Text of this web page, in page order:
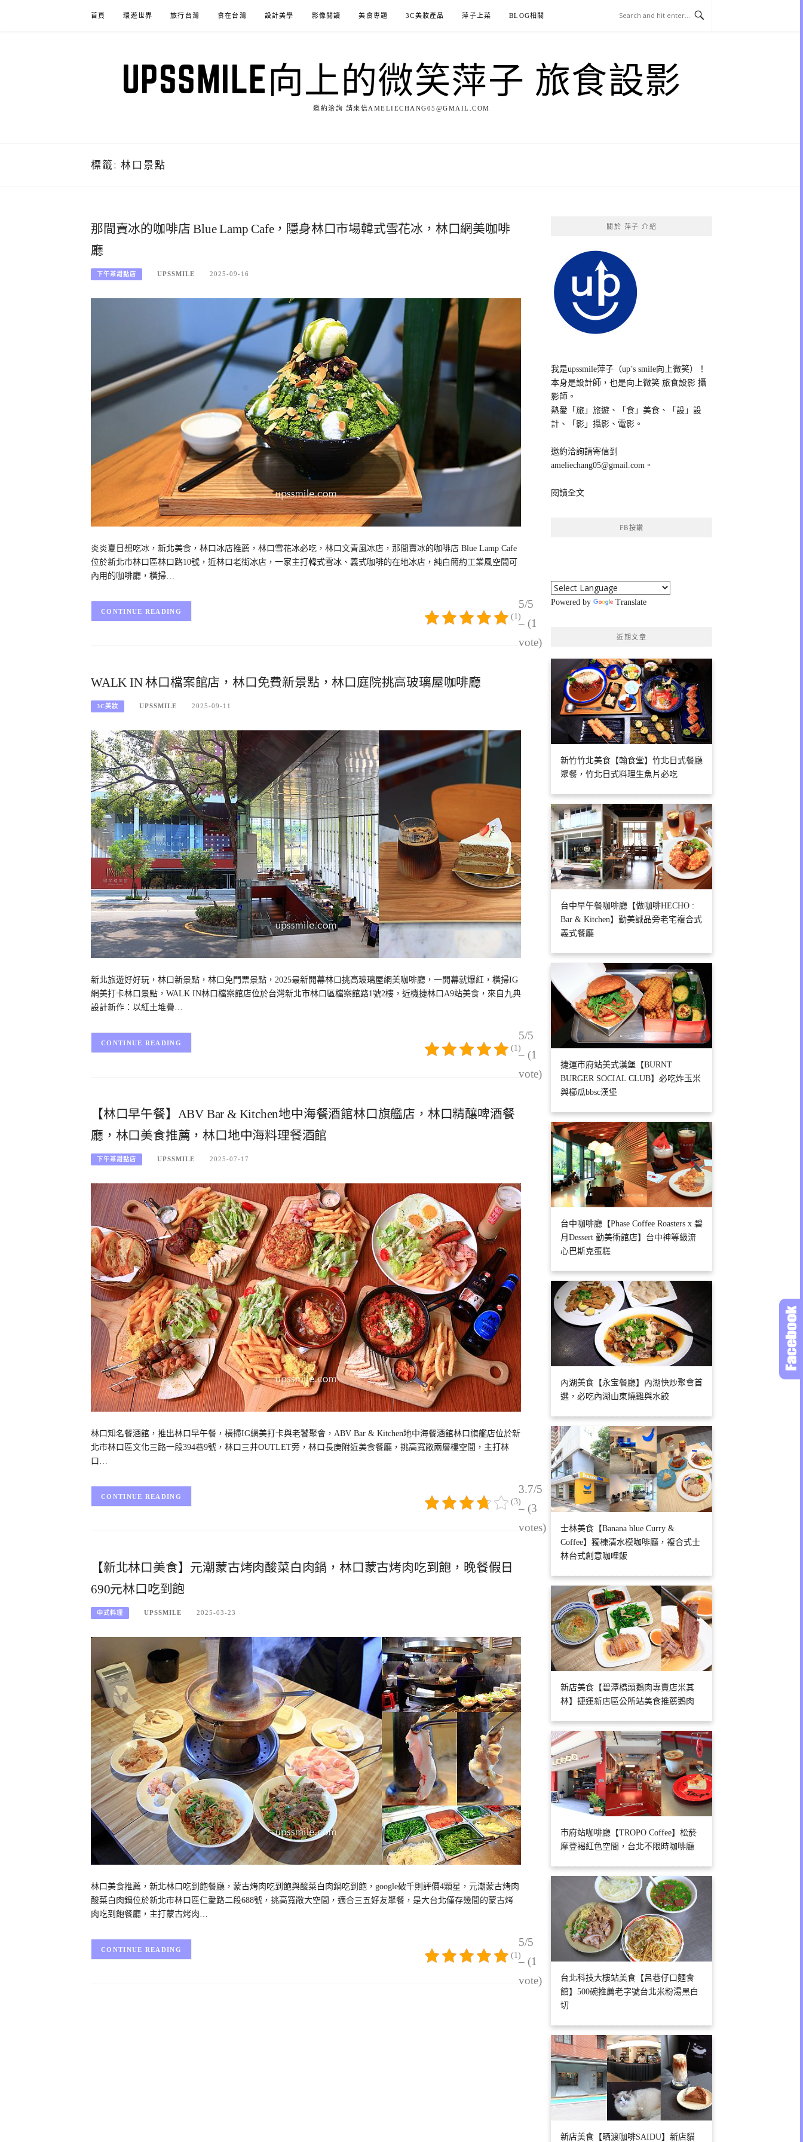
首頁 環遊世界 旅行台灣 食在台灣 設計美學 影像閱讀 美食專題 3C美妝產品 萍子上菜 BLOG相關
UPSSMILE向上的微笑萍子 旅食設影
邀約洽詢 請來信AMELIECHANG05@GMAIL.COM
標籤: 林口景點
那間賣冰的咖啡店 Blue Lamp Cafe，隱身林口市場韓式雪花冰，林口網美咖啡
廳
下午茶甜點店 UPSSMILE 2025-09-16
炎炎夏日想吃冰，新北美食，林口冰店推薦，林口雪花冰必吃，林口文青風冰店，那間賣冰的咖啡店 Blue Lamp Cafe
位於新北市林口區林口路10號，近林口老街冰店，一家主打韓式雪冰、義式咖啡的在地冰店，純白簡約工業風空間可
內用的咖啡廳，橫掃…
5/5
– (1
vote)
(1)
CONTINUE READING
WALK IN 林口檔案館店，林口免費新景點，林口庭院挑高玻璃屋咖啡廳
3C美妝 UPSSMILE 2025-09-11
新北旅遊好好玩，林口新景點，林口免門票景點，2025最新開幕林口挑高玻璃屋網美咖啡廳，一開幕就爆紅，橫掃IG
網美打卡林口景點，WALK IN林口檔案館店位於台灣新北市林口區檔案館路1號2樓，近機捷林口A9站美食，來自九典
設計新作：以紅土堆疊…
5/5
– (1
vote)
(1)
CONTINUE READING
【林口早午餐】ABV Bar & Kitchen地中海餐酒館林口旗艦店，林口精釀啤酒餐
廳，林口美食推薦，林口地中海料理餐酒館
下午茶甜點店 UPSSMILE 2025-07-17
林口知名餐酒館，推出林口早午餐，橫掃IG網美打卡與老饕聚會，ABV Bar & Kitchen地中海餐酒館林口旗艦店位於新
北市林口區文化三路一段394巷9號，林口三井OUTLET旁，林口長庚附近美食餐廳，挑高寬敞兩層樓空間，主打林
口…
3.7/5
– (3
votes)
(3)
CONTINUE READING
【新北林口美食】元潮蒙古烤肉酸菜白肉鍋，林口蒙古烤肉吃到飽，晚餐假日
690元林口吃到飽
中式料理 UPSSMILE 2025-03-23
林口美食推薦，新北林口吃到飽餐廳，蒙古烤肉吃到飽與酸菜白肉鍋吃到飽，google破千則評價4顆星，元潮蒙古烤肉
酸菜白肉鍋位於新北市林口區仁愛路二段688號，挑高寬敞大空間，適合三五好友聚餐，是大台北僅存幾間的蒙古烤
肉吃到飽餐廳，主打蒙古烤肉…
5/5
– (1
vote)
(1)
CONTINUE READING
關於 萍子 介紹
我是upssmile萍子（up’s smile向上微笑）！
本身是設計師，也是向上微笑 旅食設影 攝
影師。
熱愛「旅」旅遊、「食」美食、「設」設
計、「影」攝影、電影。
邀約洽詢請寄信到
ameliechang05@gmail.com。
閱讀全文
FB按讚
Powered by Translate
近期文章
新竹竹北美食【翰食堂】竹北日式餐廳
聚餐，竹北日式料理生魚片必吃
台中早午餐咖啡廳【做咖啡HECHO :
Bar & Kitchen】勤美誠品旁老宅複合式
義式餐廳
捷運市府站美式漢堡【BURNT
BURGER SOCIAL CLUB】必吃炸玉米
與櫛瓜bbsc漢堡
台中咖啡廳【Phase Coffee Roasters x 碧
月Dessert 勤美術館店】台中神等級流
心巴斯克蛋糕
內湖美食【永宝餐廳】內湖快炒聚會首
選，必吃內湖山東燒雞與水餃
士林美食【Banana blue Curry &
Coffee】獨棟清水模咖啡廳，複合式士
林台式創意咖哩飯
新店美食【碧潭橋頭鵝肉專賣店米其
林】捷運新店區公所站美食推薦鵝肉
市府站咖啡廳【TROPO Coffee】松菸
摩登褐紅色空間，台北不限時咖啡廳
台北科技大樓站美食【呂巷仔口麵食
館】500碗推薦老字號台北米粉湯黑白
切
新店美食【晒渡咖啡SAIDU】新店貓